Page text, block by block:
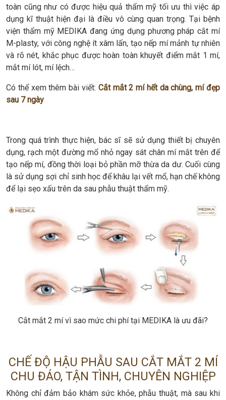
toàn cũng như có được hiệu quả thẩm mỹ tối ưu thì việc áp
dụng kĩ thuật hiện đại là điều vô cùng quan trọng. Tại bệnh
viện thẩm mỹ MEDIKA đang ứng dụng phương pháp cắt mí
M-plasty, với công nghệ ít xâm lấn, tạo nếp mí mảnh tự nhiên
và rõ nét, khắc phục được hoàn toàn khuyết điểm mắt 1 mí,
mắt mí lót, mí lệch…
Có thể xem thêm bài viết: Cắt mắt 2 mí hết da chùng, mí đẹp
sau 7 ngày
Trong quá trình thực hiện, bác sĩ sẽ sử dụng thiết bị chuyên
dụng, rạch một đường mổ nhỏ ngay sát chân mí mắt trên để
tạo nếp mí, đồng thời loại bỏ phần mỡ thừa da dư. Cuối cùng
là sử dụng sợi chỉ sinh học để khâu lại vết mổ, hạn chế không
để lại sẹo xấu trên da sau phẫu thuật thẩm mỹ.
Cắt mắt 2 mí vì sao mức chi phí tại MEDIKA là ưu đãi?
CHẾ ĐỘ HẬU PHẪU SAU CẮT MẮT 2 MÍ
CHU ĐÁO, TẬN TÌNH, CHUYÊN NGHIỆP
Không chỉ đảm bảo khám sức khỏe, phẫu thuật, mà sau khi